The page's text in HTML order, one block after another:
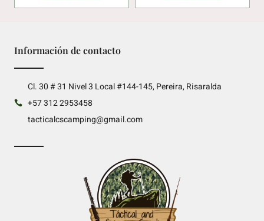
Información de contacto
Cl. 30 # 31 Nivel 3 Local #144-145, Pereira, Risaralda
+57 312 2953458
tacticalcscamping@gmail.com